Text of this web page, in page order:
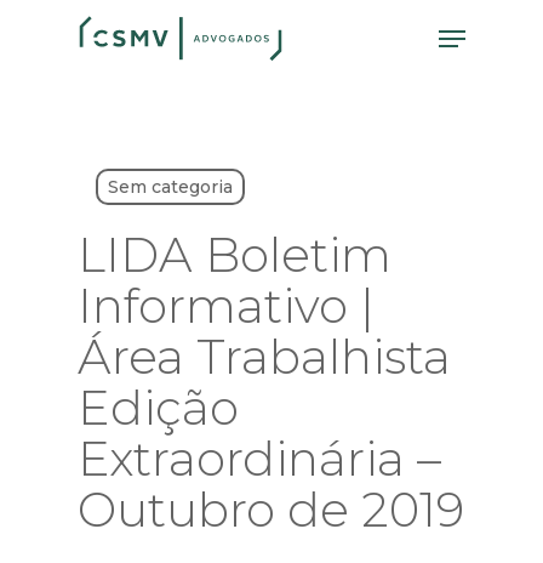
Menu
Sem categoria
LIDA Boletim
Informativo |
Área Trabalhista
Edição
Extraordinária –
Outubro de 2019